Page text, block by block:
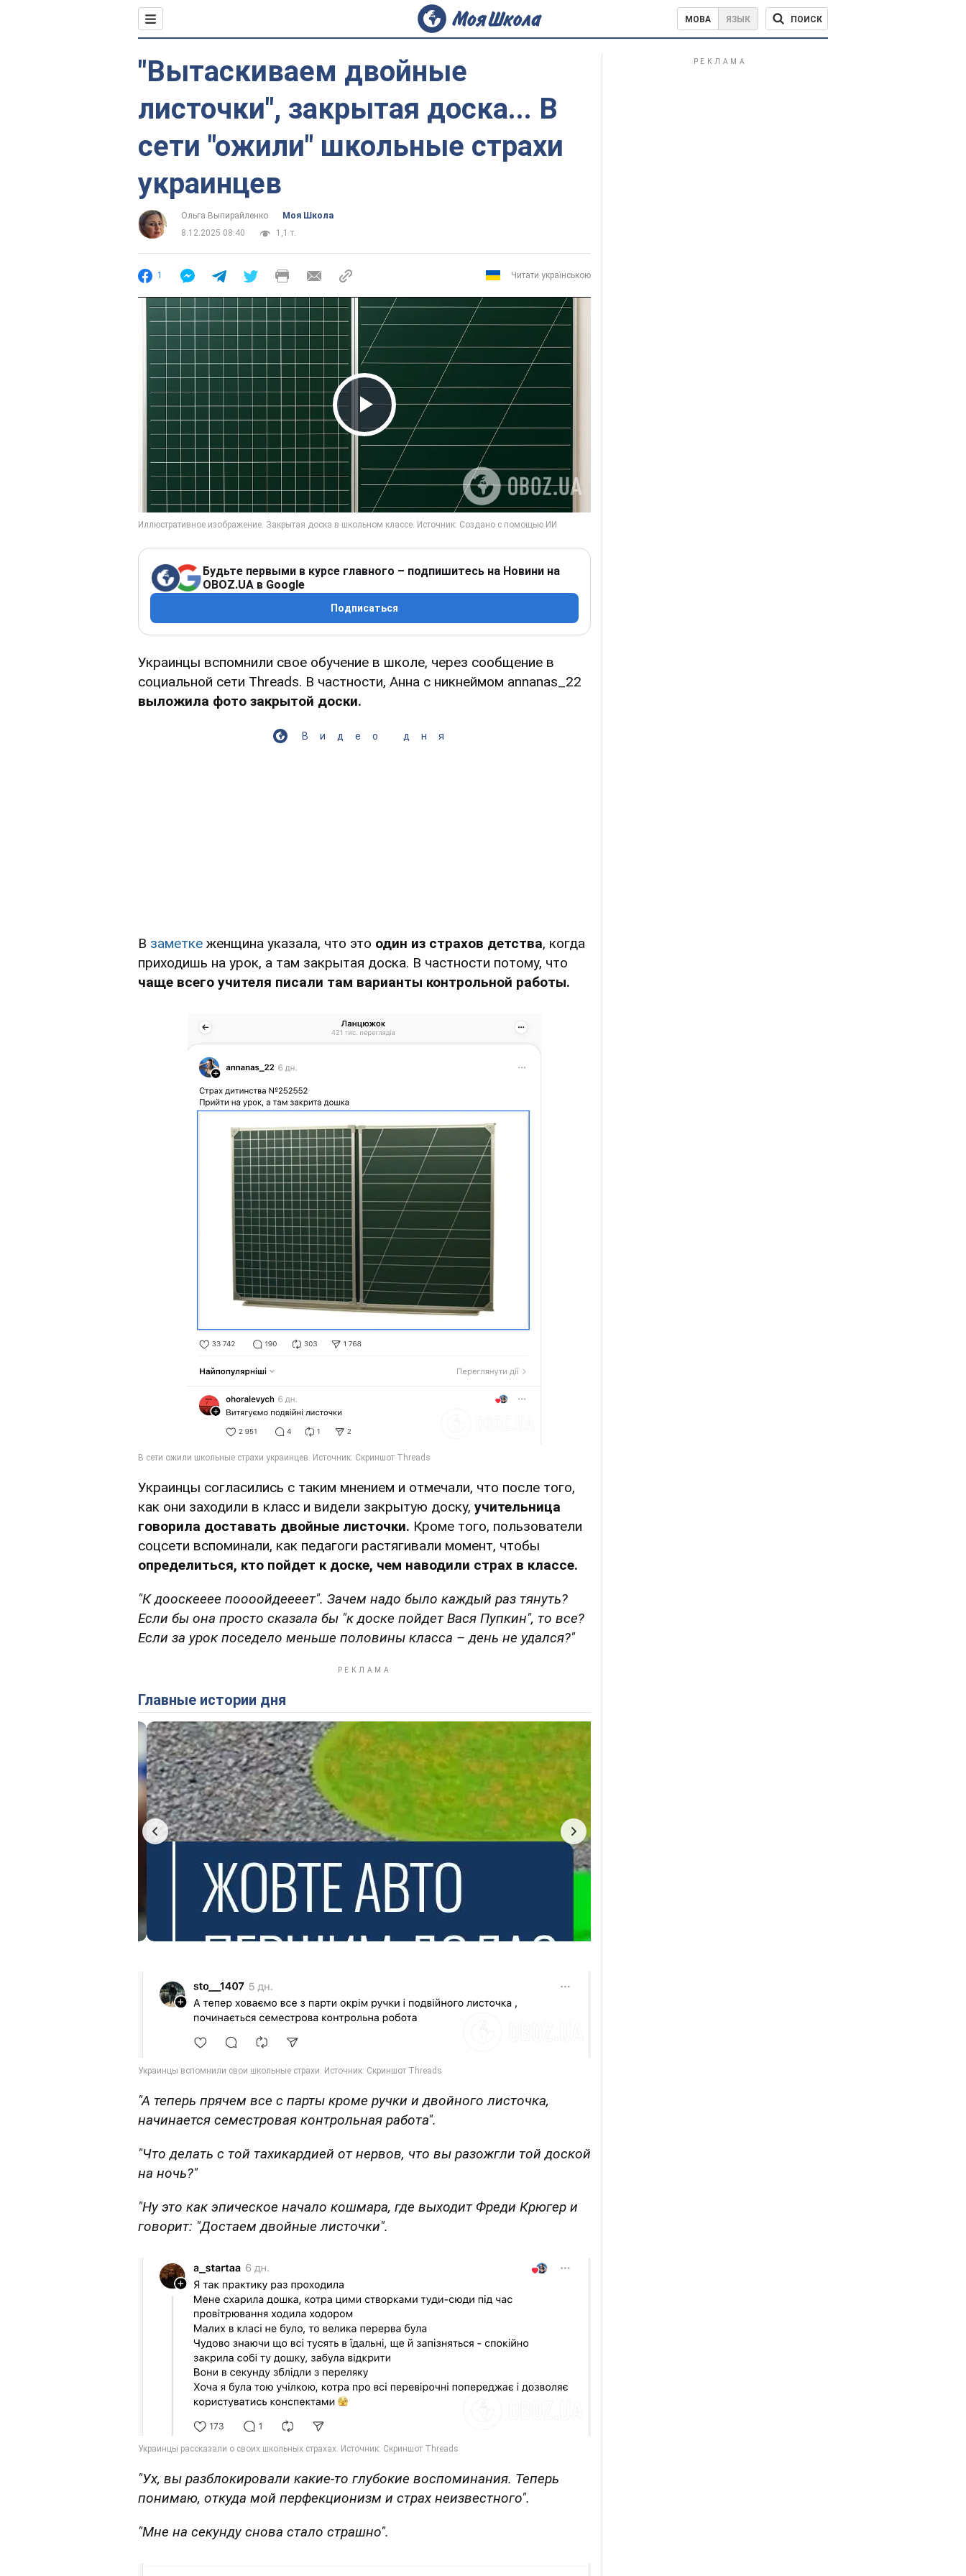
МОВА ЯЗЫК ПОИСК
"Вытаскиваем двойные
листочки", закрытая доска... В
сети "ожили" школьные страхи
украинцев
Ольга Выпирайленко
Моя Школа
8.12.2025 08:40
1,1 т.
1 Читати українською
Play Video
Будьте первыми в курсе главного – подпишитесь на Новини на
OBOZ.UA в Google
Подписаться
Украинцы вспомнили свое обучение в школе, через сообщение в
социальной сети Тhreads. В частности, Анна с никнеймом annanas_22
выложила фото закрытой доски.
Видео дня
В заметке женщина указала, что это один из страхов детства, когда
приходишь на урок, а там закрытая доска. В частности потому, что
чаще всего учителя писали там варианты контрольной работы.
Украинцы согласились с таким мнением и отмечали, что после того,
как они заходили в класс и видели закрытую доску, учительница
говорила доставать двойные листочки. Кроме того, пользователи
соцсети вспоминали, как педагоги растягивали момент, чтобы
определиться, кто пойдет к доске, чем наводили страх в классе.
"К дооскееее поооойдеееет". Зачем надо было каждый раз тянуть?
Если бы она просто сказала бы "к доске пойдет Вася Пупкин", то все?
Если за урок поседело меньше половины класса – день не удался?"
Главные истории дня
"А теперь прячем все с парты кроме ручки и двойного листочка,
начинается семестровая контрольная работа".
"Что делать с той тахикардией от нервов, что вы разожгли той доской
на ночь?"
"Ну это как эпическое начало кошмара, где выходит Фреди Крюгер и
говорит: "Достаем двойные листочки".
"Ух, вы разблокировали какие-то глубокие воспоминания. Теперь
понимаю, откуда мой перфекционизм и страх неизвестного".
"Мне на секунду снова стало страшно".